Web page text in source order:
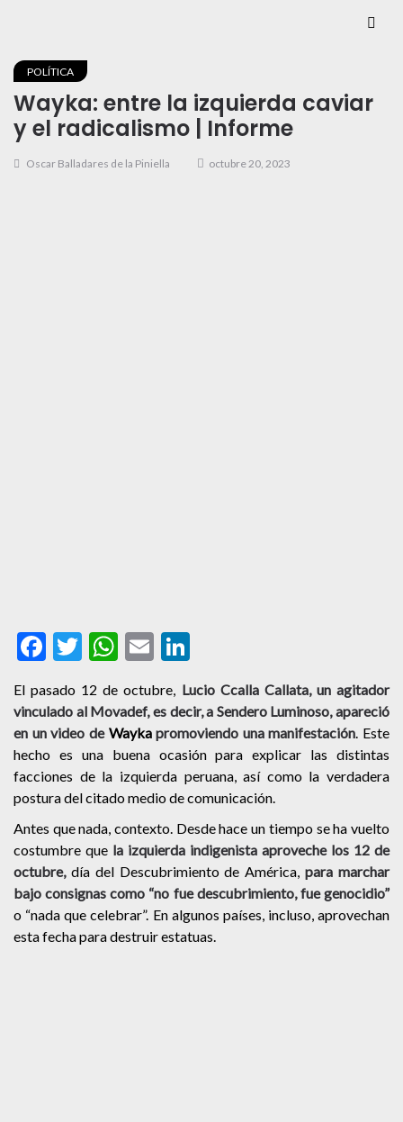
POLÍTICA
Wayka: entre la izquierda caviar
y el radicalismo | Informe
Oscar Balladares de la Piniella octubre 20, 2023
Facebook
Twitter
WhatsApp
Email
El pasado 12 de octubre, Lucio Ccalla Callata, un agitador
vinculado al Movadef, es decir, a Sendero Luminoso, apareció
en un video de Waykapromoviendo una manifestación. Este
hecho es una buena ocasión para explicar las distintas
facciones de la izquierda peruana, así como la verdadera
postura del citado medio de comunicación.
Antes que nada, contexto. Desde hace un tiempo se ha vuelto
costumbre que la izquierda indigenista aproveche los 12 de
octubre, día del Descubrimiento de América, para marchar
bajo consignas como “no fue descubrimiento, fue genocidio”
o “nada que celebrar”. En algunos países, incluso, aprovechan
esta fecha para destruir estatuas.